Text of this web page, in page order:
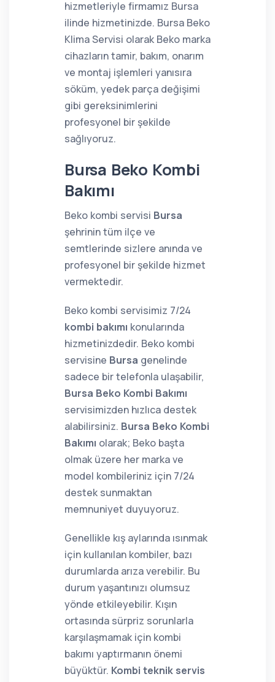
hizmetleriyle firmamız Bursa
ilinde hizmetinizde. Bursa Beko
Klima Servisi olarak Beko marka
cihazların tamir, bakım, onarım
ve montaj işlemleri yanısıra
söküm, yedek parça değişimi
gibi gereksinimlerini
profesyonel bir şekilde
sağlıyoruz.
Bursa Beko Kombi
Bakımı
Beko kombi servisi Bursa
şehrinin tüm ilçe ve
semtlerinde sizlere anında ve
profesyonel bir şekilde hizmet
vermektedir.
Beko kombi servisimiz 7/24
kombi bakımı konularında
hizmetinizdedir. Beko kombi
servisine Bursa genelinde
sadece bir telefonla ulaşabilir,
Bursa Beko Kombi Bakımı
servisimizden hızlıca destek
alabilirsiniz. Bursa Beko Kombi
Bakımı olarak; Beko başta
olmak üzere her marka ve
model kombileriniz için 7/24
destek sunmaktan
memnuniyet duyuyoruz.
Genellikle kış aylarında ısınmak
için kullanılan kombiler, bazı
durumlarda arıza verebilir. Bu
durum yaşantınızı olumsuz
yönde etkileyebilir. Kışın
ortasında sürpriz sorunlarla
karşılaşmamak için kombi
bakımı yaptırmanın önemi
büyüktür. Kombi teknik servis